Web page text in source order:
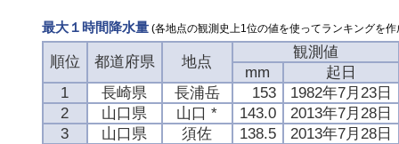
最大１時間降水量(各地点の観測史上1位の値を使ってランキングを作
順位 都道府県 地点
観測値
mm
起日
1
長崎県 長浦岳 153
1982年7月23日
2
山口県 山口 * 143.0
2013年7月28日
3
山口県 須佐 138.5
2013年7月28日